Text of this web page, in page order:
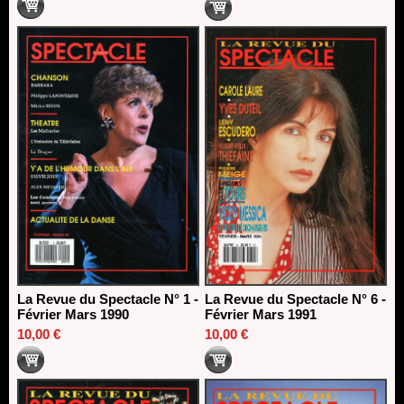
La Revue du Spectacle N° 1 -
Février Mars 1990
10,00 €
La Revue du Spectacle N° 6 -
Février Mars 1991
10,00 €